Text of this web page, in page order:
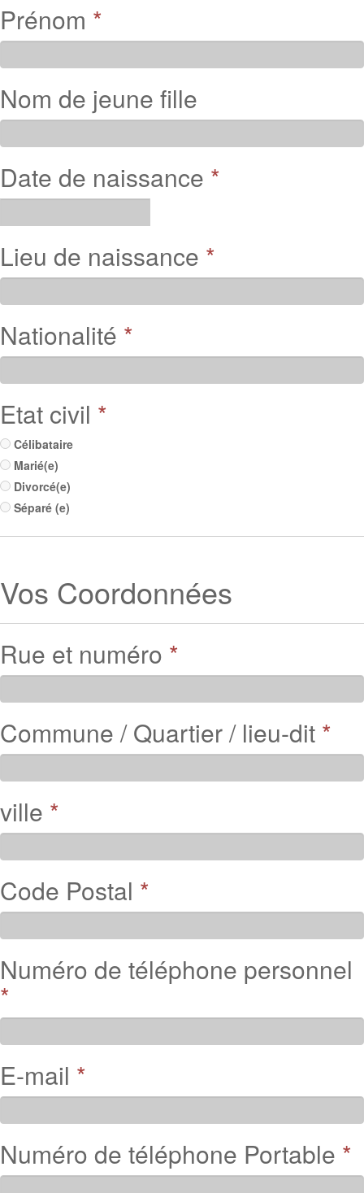
Prénom *
Nom de jeune fille
Date de naissance *
Lieu de naissance *
Nationalité *
Etat civil *
Célibataire
Marié(e)
Divorcé(e)
Séparé (e)
Vos Coordonnées
Rue et numéro *
Commune / Quartier / lieu-dit *
ville *
Code Postal *
Numéro de téléphone personnel
*
E-mail *
Numéro de téléphone Portable *